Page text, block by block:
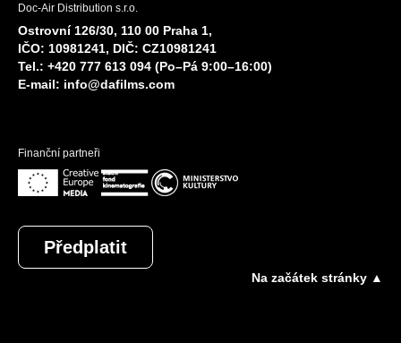
Doc-Air Distribution s.r.o.
Ostrovní 126/30, 110 00 Praha 1,
IČO: 10981241, DIČ: CZ10981241
Tel.: +420 777 613 094 (Po–Pá 9:00–16:00)
E-mail: info@dafilms.com
Finanční partneři
Předplatit
Na začátek stránky ▲